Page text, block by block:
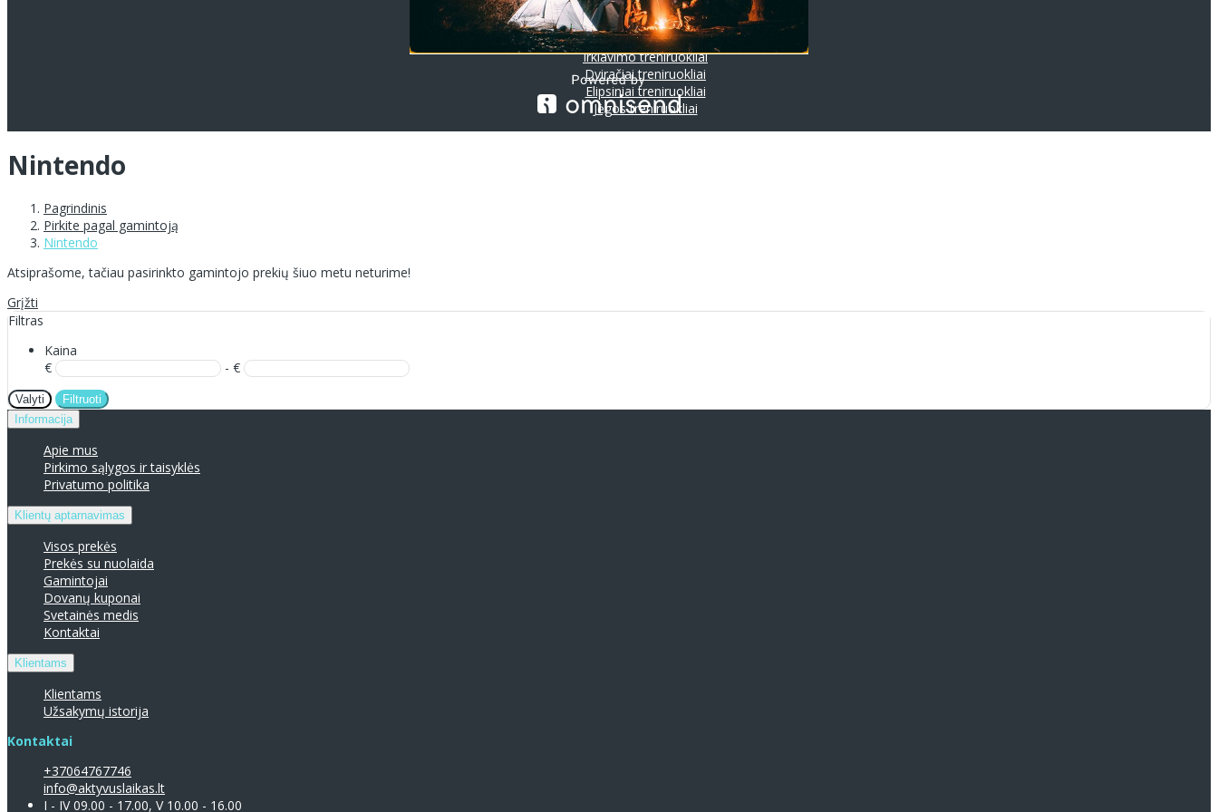
Treniruokliai
Bėgimo takeliai
Irklavimo treniruokliai
Dviračiai treniruokliai
Elipsiniai treniruokliai
Jėgos treniruokliai
Nintendo
Pagrindinis
Pirkite pagal gamintoją
Nintendo
Atsiprašome, tačiau pasirinkto gamintojo prekių šiuo metu neturime!
Grįžti
Filtras
Kaina
€
- €
Valyti
Filtruoti
Informacija
Apie mus
Pirkimo sąlygos ir taisyklės
Privatumo politika
Klientų aptarnavimas
Visos prekės
Prekės su nuolaida
Gamintojai
Dovanų kuponai
Svetainės medis
Kontaktai
Klientams
Klientams
Užsakymų istorija
Kontaktai
+37064767746
info@aktyvuslaikas.lt
I - IV 09.00 - 17.00, V 10.00 - 16.00